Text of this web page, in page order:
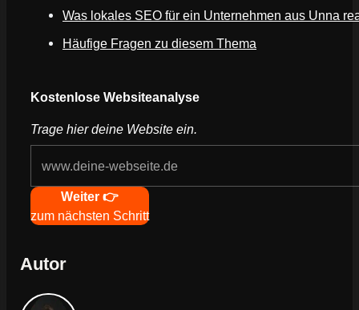
Was lokales SEO für ein Unternehmen aus Unna
Häufige Fragen zu diesem Thema
Kostenlose Websiteanalyse
Trage hier deine Website ein.
NavigationWeiter 👉
zum nächsten Schritt
Autor